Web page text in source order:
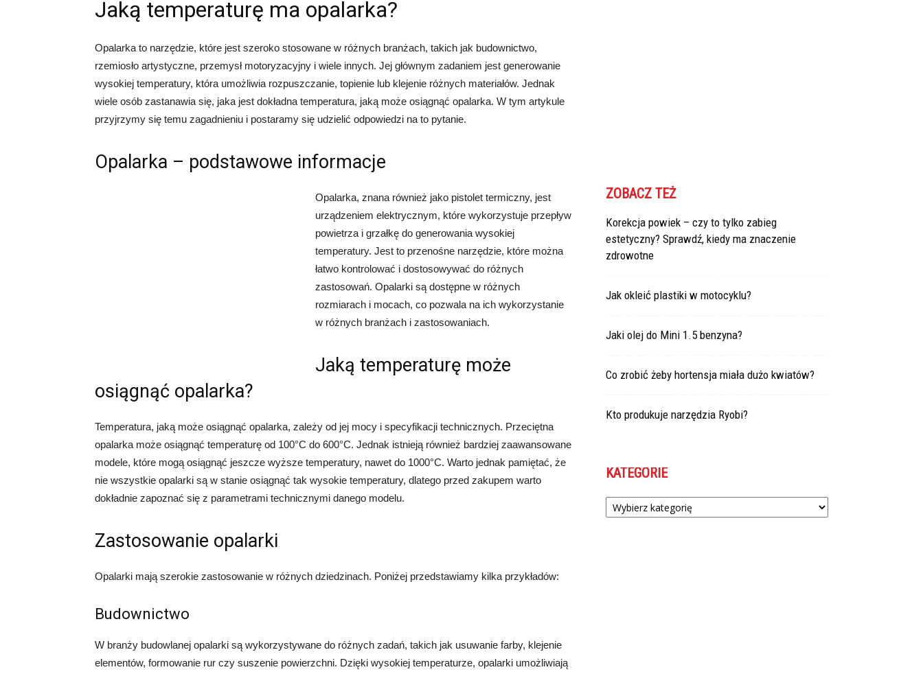
Jaką temperaturę ma opalarka?
Opalarka to narzędzie, które jest szeroko stosowane w różnych branżach, takich jak budownictwo,
rzemiosło artystyczne, przemysł motoryzacyjny i wiele innych. Jej głównym zadaniem jest generowanie
wysokiej temperatury, która umożliwia rozpuszczanie, topienie lub klejenie różnych materiałów. Jednak
wiele osób zastanawia się, jaka jest dokładna temperatura, jaką może osiągnąć opalarka. W tym artykule
przyjrzymy się temu zagadnieniu i postaramy się udzielić odpowiedzi na to pytanie.
Opalarka – podstawowe informacje
Opalarka, znana również jako pistolet termiczny, jest
urządzeniem elektrycznym, które wykorzystuje przepływ
powietrza i grzałkę do generowania wysokiej
temperatury. Jest to przenośne narzędzie, które można
łatwo kontrolować i dostosowywać do różnych
zastosowań. Opalarki są dostępne w różnych
rozmiarach i mocach, co pozwala na ich wykorzystanie
w różnych branżach i zastosowaniach.
Jaką temperaturę może
osiągnąć opalarka?
Temperatura, jaką może osiągnąć opalarka, zależy od jej mocy i specyfikacji technicznych. Przeciętna
opalarka może osiągnąć temperaturę od 100°C do 600°C. Jednak istnieją również bardziej zaawansowane
modele, które mogą osiągnąć jeszcze wyższe temperatury, nawet do 1000°C. Warto jednak pamiętać, że
nie wszystkie opalarki są w stanie osiągnąć tak wysokie temperatury, dlatego przed zakupem warto
dokładnie zapoznać się z parametrami technicznymi danego modelu.
Zastosowanie opalarki
Opalarki mają szerokie zastosowanie w różnych dziedzinach. Poniżej przedstawiamy kilka przykładów:
Budownictwo
W branży budowlanej opalarki są wykorzystywane do różnych zadań, takich jak usuwanie farby, klejenie
elementów, formowanie rur czy suszenie powierzchni. Dzięki wysokiej temperaturze, opalarki umożliwiają
ZOBACZ TEŻ
Korekcja powiek – czy to tylko zabieg
estetyczny? Sprawdź, kiedy ma znaczenie
zdrowotne
Jak okleić plastiki w motocyklu?
Jaki olej do Mini 1.5 benzyna?
Co zrobić żeby hortensja miała dużo kwiatów?
Kto produkuje narzędzia Ryobi?
KATEGORIE
Kategorie